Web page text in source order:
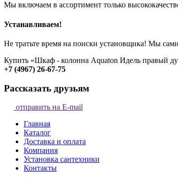
Мы включаем в ассортимент только
Устанавливаем!
Не тратьте время на поиски установщика! Мы
Купить «Шкаф - колонна Aquaton Идель правый
+7 (4967) 26-67-75
Рассказать друзьям
отправить на E-mail
Главная
Каталог
Доставка и оплата
Компания
Установка сантехники
Контакты